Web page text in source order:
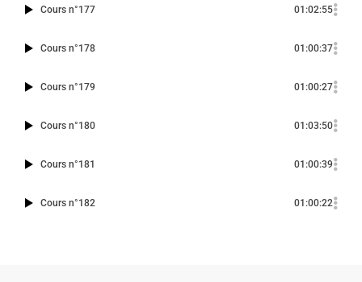
Cours n°177 01:02:55
Cours n°178 01:00:37
Cours n°179 01:00:27
Cours n°180 01:03:50
Cours n°181 01:00:39
Cours n°182 01:00:22